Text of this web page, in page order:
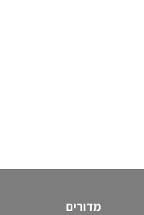
מדורים